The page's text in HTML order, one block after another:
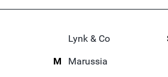
Lynk & Co
M
Marussia